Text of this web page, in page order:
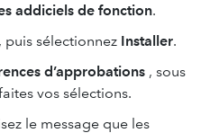
addiciels de fonction.
, puis sélectionnez Installer.
d’approbations , sous
vos sélections.
le message que les